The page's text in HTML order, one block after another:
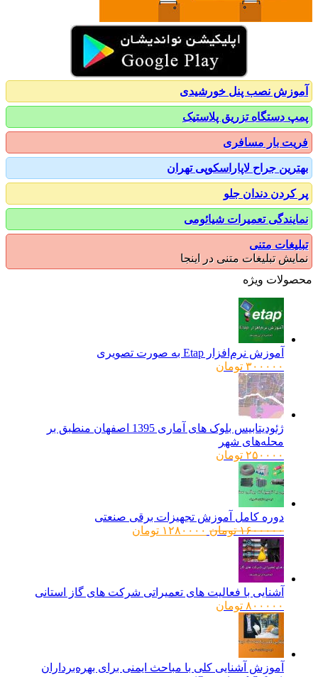
نصب پنل خورشیدی
دستگاه تزریق پلاستیک
بار مسافری
جراح لاپاراسکوپی تهران
دندان جلو
تعمیرات شیائومی
متنی
تبلیغات متنی در اینجا
ویژه
آموزش نرم‌افزار Etap به صورت تصویری
۳۰۰۰۰۰ تومان
ژئودیتابیس بلوک های آماری 1395 اصفهان منطبق بر
محله‌های شهر
۲۵۰۰۰۰ تومان
دوره کامل آموزش تجهیزات برقی صنعتی
۱۶۰۰۰۰۰ تومانقیمت
۱۲۸۰۰۰۰ تومانقیمت
آشنایی با فعالیت های تعمیراتی شرکت های گاز استانی
۸۰۰۰۰۰ تومان
آموزش آشنایی کلی با مباحث ایمنی برای بهره‌برداران